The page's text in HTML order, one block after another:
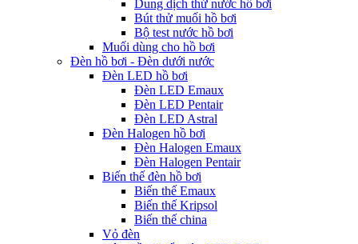
Dung dịch thử nước hồ bơi
Bút thử muối hồ bơi
Bộ test nước hồ bơi
Muối dùng cho hồ bơi
Đèn hồ bơi - Đèn dưới nước
Đèn LED hồ bơi
Đèn LED Emaux
Đèn LED Pentair
Đèn LED Astral
Đèn Halogen hồ bơi
Đèn Halogen Emaux
Đèn Halogen Pentair
Biến thế đèn hồ bơi
Biến thế Emaux
Biến thế Kripsol
Biến thế china
Vỏ đèn